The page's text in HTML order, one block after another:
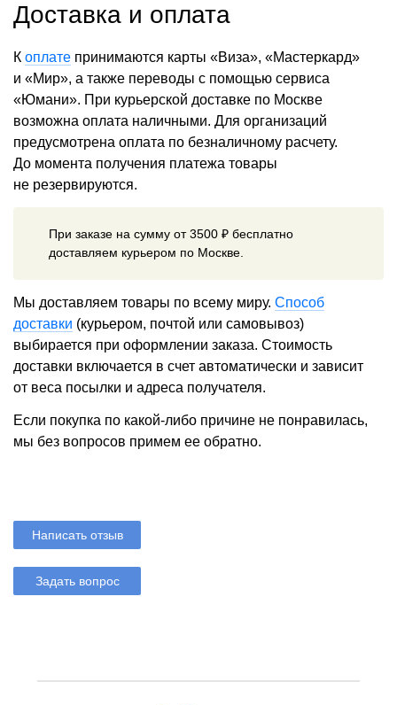
Доставка и оплата
К оплате принимаются карты «Виза», «Мастеркард»
и «Мир», а также переводы с помощью сервиса
«Юмани». При курьерской доставке по Москве
возможна оплата наличными. Для организаций
предусмотрена оплата по безналичному расчету.
До момента получения платежа товары
не резервируются.
При заказе на сумму от 3500 ₽ бесплатно
доставляем курьером по Москве.
Мы доставляем товары по всему миру. Способ
доставки (курьером, почтой или самовывоз)
выбирается при оформлении заказа. Стоимость
доставки включается в счет автоматически и зависит
от веса посылки и адреса получателя.
Если покупка по какой-либо причине не понравилась,
мы без вопросов примем ее обратно.
Написать отзыв
Задать вопрос